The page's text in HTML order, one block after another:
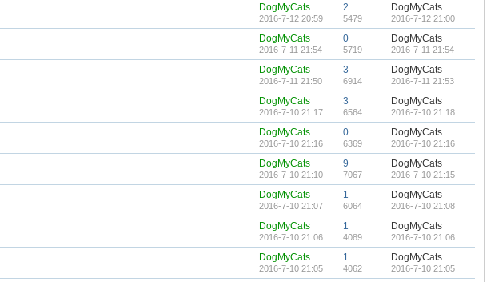
DogMyCats
2016-7-12 20:59
2
5479
DogMyCats
2016-7-12 21:00
DogMyCats
2016-7-11 21:54
0
5719
DogMyCats
2016-7-11 21:54
DogMyCats
2016-7-11 21:50
3
6914
DogMyCats
2016-7-11 21:53
DogMyCats
2016-7-10 21:17
3
6564
DogMyCats
2016-7-10 21:18
DogMyCats
2016-7-10 21:16
0
6369
DogMyCats
2016-7-10 21:16
DogMyCats
2016-7-10 21:10
9
7067
DogMyCats
2016-7-10 21:15
DogMyCats
2016-7-10 21:07
1
6064
DogMyCats
2016-7-10 21:08
DogMyCats
2016-7-10 21:06
1
4089
DogMyCats
2016-7-10 21:06
DogMyCats
2016-7-10 21:05
1
4062
DogMyCats
2016-7-10 21:05